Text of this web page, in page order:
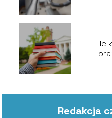
Ile
Redakcja